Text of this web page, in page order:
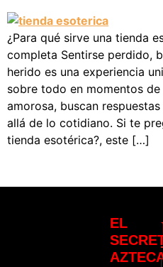
¿Para qué sirve una tienda
completa Sentirse perdido,
herido es una experiencia
sobre todo en momentos
amorosa, buscan
allá de lo cotidiano. Si te
tienda esotérica?, este […]
EL